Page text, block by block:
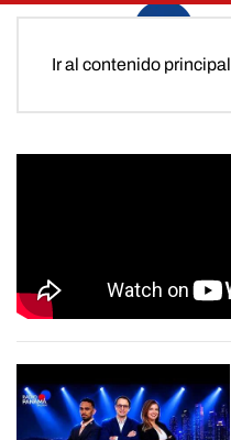
Ir al contenido principal